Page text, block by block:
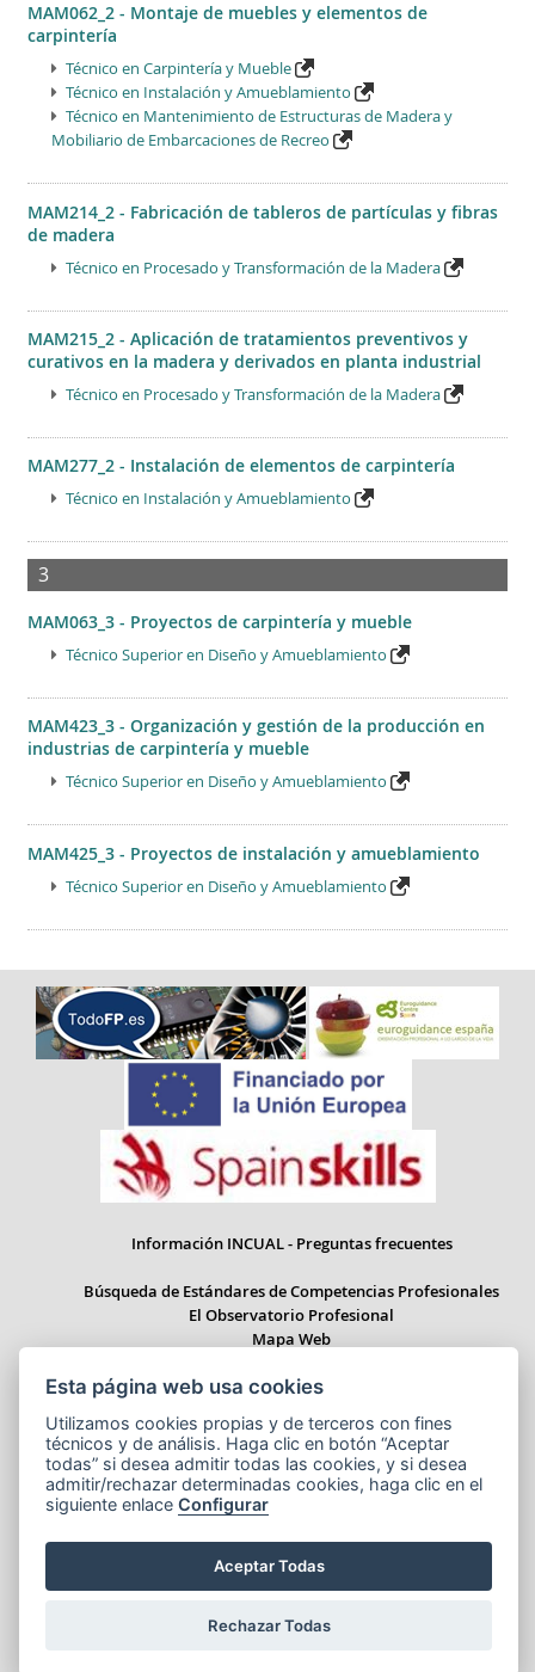
MAM062_2 - Montaje de muebles y elementos de
carpintería
Técnico en Carpintería y Mueble
Técnico en Instalación y Amueblamiento
Técnico en Mantenimiento de Estructuras de Madera y
Mobiliario de Embarcaciones de Recreo
MAM214_2 - Fabricación de tableros de partículas y fibras
de madera
Técnico en Procesado y Transformación de la Madera
MAM215_2 - Aplicación de tratamientos preventivos y
curativos en la madera y derivados en planta industrial
Técnico en Procesado y Transformación de la Madera
MAM277_2 - Instalación de elementos de carpintería
Técnico en Instalación y Amueblamiento
3
MAM063_3 - Proyectos de carpintería y mueble
Técnico Superior en Diseño y Amueblamiento
MAM423_3 - Organización y gestión de la producción en
industrias de carpintería y mueble
Técnico Superior en Diseño y Amueblamiento
MAM425_3 - Proyectos de instalación y amueblamiento
Técnico Superior en Diseño y Amueblamiento
Información INCUAL - Preguntas frecuentes
Búsqueda de Estándares de Competencias Profesionales
El Observatorio Profesional
Mapa Web
Paseo del Prado 28, 1ª Planta - 28014 Madrid
Correo electrónico: informacion.incual@educacion.gob.es
Accesibilidad
NIPO:164-25-014-X
Esta página web usa cookies
Utilizamos cookies propias y de terceros con fines
técnicos y de análisis. Haga clic en botón “Aceptar
todas” si desea admitir todas las cookies, y si desea
admitir/rechazar determinadas cookies, haga clic en el
siguiente enlaceConfigurar
Aceptar Todas
Rechazar Todas